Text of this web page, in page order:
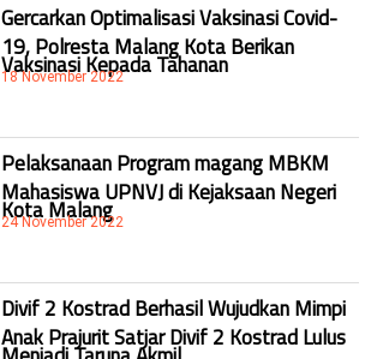
Gercarkan Optimalisasi Vaksinasi Covid-
19, Polresta Malang Kota Berikan
Vaksinasi Kepada Tahanan
18 November 2022
Pelaksanaan Program magang MBKM
Mahasiswa UPNVJ di Kejaksaan Negeri
Kota Malang
24 November 2022
Divif 2 Kostrad Berhasil Wujudkan Mimpi
Anak Prajurit Satjar Divif 2 Kostrad Lulus
Menjadi Taruna Akmil